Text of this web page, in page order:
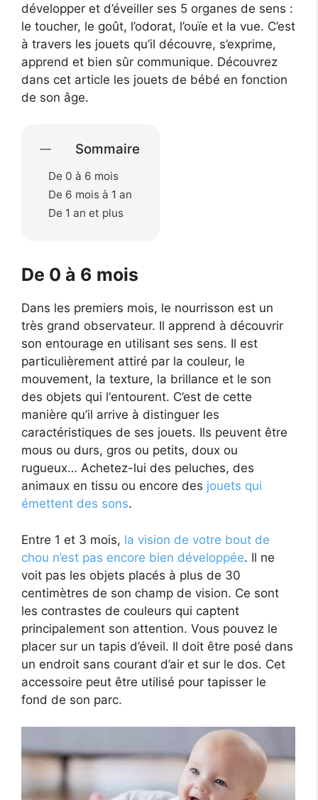
développer et d’éveiller ses 5 organes de sens :
le toucher, le goût, l’odorat, l’ouïe et la vue. C’est
à travers les jouets qu’il découvre, s’exprime,
apprend et bien sûr communique. Découvrez
dans cet article les jouets de bébé en fonction
de son âge.
Sommaire
De 0 à 6 mois
De 6 mois à 1 an
De 1 an et plus
De 0 à 6 mois
Dans les premiers mois, le nourrisson est un
très grand observateur. Il apprend à découvrir
son entourage en utilisant ses sens. Il est
particulièrement attiré par la couleur, le
mouvement, la texture, la brillance et le son
des objets qui l‘entourent. C’est de cette
manière qu’il arrive à distinguer les
caractéristiques de ses jouets. Ils peuvent être
mous ou durs, gros ou petits, doux ou
rugueux… Achetez-lui des peluches, des
animaux en tissu ou encore des jouets qui
émettent des sons.
Entre 1 et 3 mois, la vision de votre bout de
chou n’est pas encore bien développée. Il ne
voit pas les objets placés à plus de 30
centimètres de son champ de vision. Ce sont
les contrastes de couleurs qui captent
principalement son attention. Vous pouvez le
placer sur un tapis d’éveil. Il doit être posé dans
un endroit sans courant d’air et sur le dos. Cet
accessoire peut être utilisé pour tapisser le
fond de son parc.